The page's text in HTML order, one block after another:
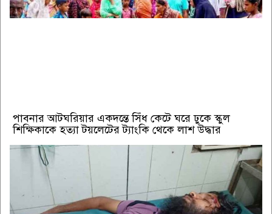
পাবনার আটঘরিয়ার একদন্তে সিঁধ কেটে ঘরে ঢুকে স্কুল
শিক্ষিকাকে হত্যা টয়লেটের ট্যাংকি থেকে লাশ উদ্ধার